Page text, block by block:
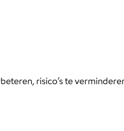
risico’s te